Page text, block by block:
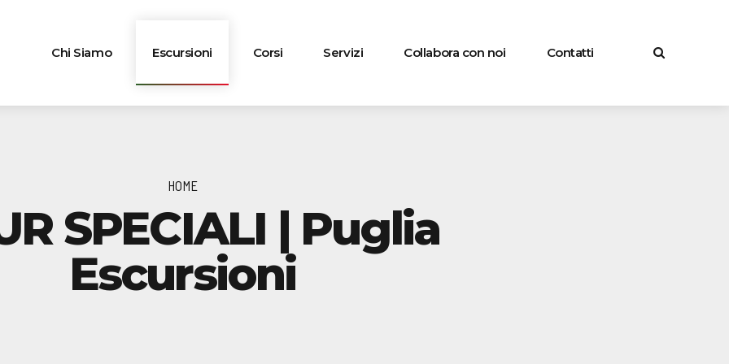
Chi Siamo Escursioni Corsi Servizi Collabora con noi Contatti
HOME
SPECIALI | Puglia
Escursioni